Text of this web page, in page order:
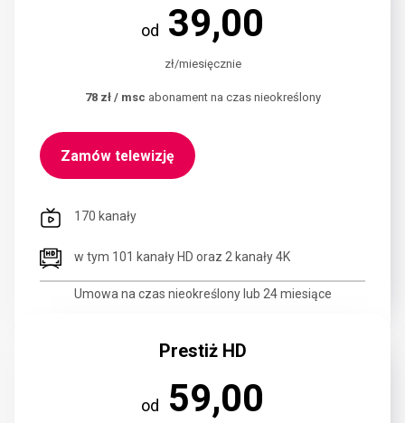
od 39,00
zł/miesięcznie
78 zł / msc abonament na czas nieokreślony
Zamów telewizję
170 kanały
w tym 101 kanały HD oraz 2 kanały 4K
Umowa na czas nieokreślony lub 24 miesiące
Prestiż HD
od 59,00